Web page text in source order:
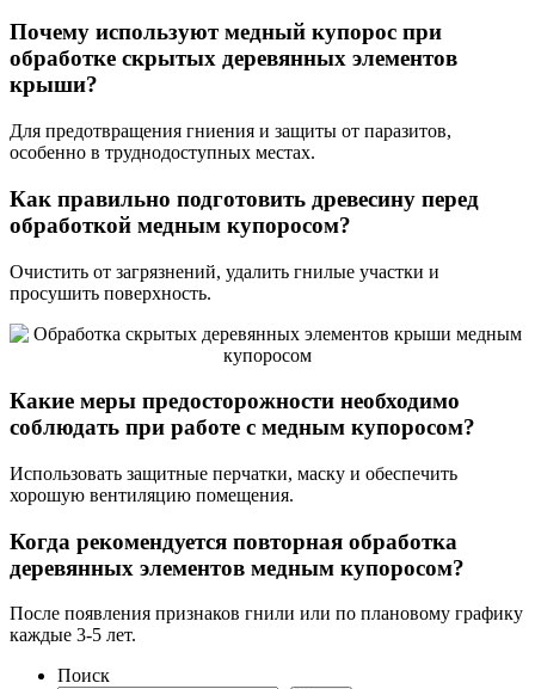
Почему используют медный купорос при
обработке скрытых деревянных элементов
крыши?
Для предотвращения гниения и защиты от паразитов,
особенно в труднодоступных местах.
Как правильно подготовить древесину перед
обработкой медным купоросом?
Очистить от загрязнений, удалить гнилые участки и
просушить поверхность.
Какие меры предосторожности необходимо
соблюдать при работе с медным купоросом?
Использовать защитные перчатки, маску и обеспечить
хорошую вентиляцию помещения.
Когда рекомендуется повторная обработка
деревянных элементов медным купоросом?
После появления признаков гнили или по плановому графику
каждые 3-5 лет.
Поиск